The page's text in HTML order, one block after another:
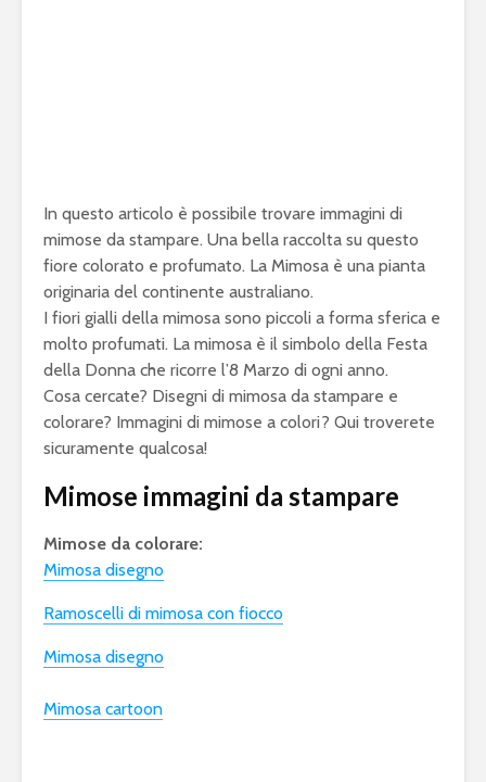
In questo articolo è possibile trovare immagini di
mimose da stampare. Una bella raccolta su questo
fiore colorato e profumato. La Mimosa è una pianta
originaria del continente australiano.
I fiori gialli della mimosa sono piccoli a forma sferica e
molto profumati. La mimosa è il simbolo della Festa
della Donna che ricorre l’8 Marzo di ogni anno.
Cosa cercate? Disegni di mimosa da stampare e
colorare? Immagini di mimose a colori? Qui troverete
sicuramente qualcosa!
Mimose immagini da stampare
Mimose da colorare:
Mimosa disegno
Ramoscelli di mimosa con fiocco
Mimosa disegno
Mimosa cartoon